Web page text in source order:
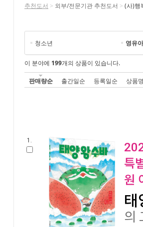
추천도서 > 외부/전문기관 추천도서 > (사)행
청소년 영유아
이 분야에 199개의 상품이 있습니다.
판매량순 출간일순 등록일순 상품
1.
특
원
태
의